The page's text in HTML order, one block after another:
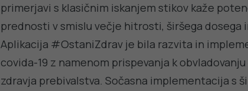
primerjavi s klasičnim iskanjem stikov kaže
prednosti v smislu večje hitrosti, širšega dosega
Aplikacija #OstaniZdrav je bila razvita in
covida-19 z namenom prispevanja k
zdravja prebivalstva. Sočasna implementacija s